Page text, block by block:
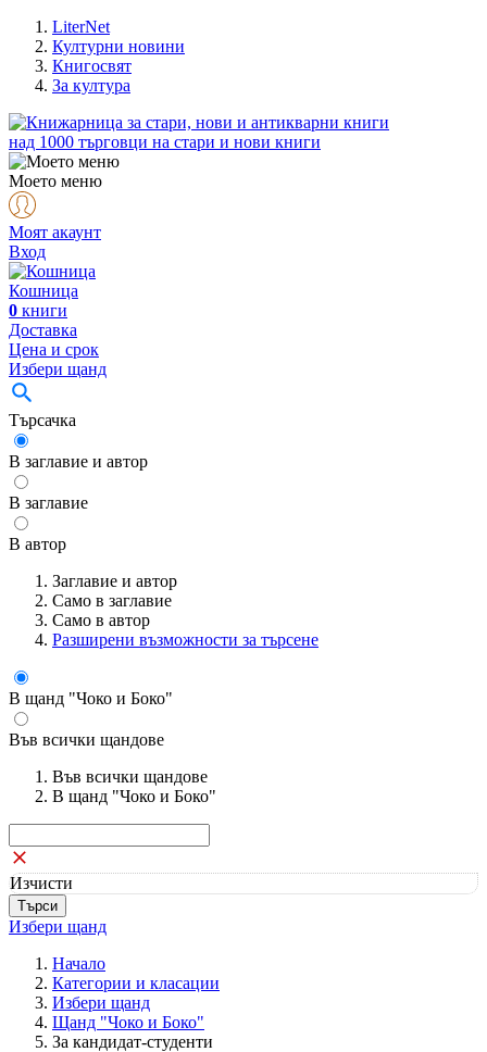
LiterNet
Културни новини
Книгосвят
За култура
над 1000 търговци на стари и нови книги
Моето меню
Моят акаунт
Вход
Кошница
0 книги
Доставка
Цена и срок
Избери щанд
Търсачка
В заглавие и автор
В заглавие
В автор
Заглавие и автор
Само в заглавие
Само в автор
Разширени възможности за търсене
В щанд "Чоко и Боко"
Във всички щандове
Във всички щандове
В щанд "Чоко и Боко"
Изчисти
Избери щанд
Начало
Категории и класации
Избери щанд
Щанд "Чоко и Боко"
За кандидат-студенти